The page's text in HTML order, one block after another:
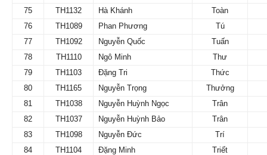
75
TH1132 Hà Khánh
Toàn
76
TH1089 Phan Phương
Tú
77
TH1092 Nguyễn Quốc
Tuấn
78
TH1110 Ngô Minh
Thư
79
TH1103 Đặng Tri
Thức
80
TH1165 Nguyễn Trọng
Thưởng
81
TH1038 Nguyễn Huỳnh Ngọc
Trân
82
TH1037 Nguyễn Huỳnh Bảo
Trân
83
TH1098 Nguyễn Đức
Trí
84
TH1104 Đặng Minh
Triết